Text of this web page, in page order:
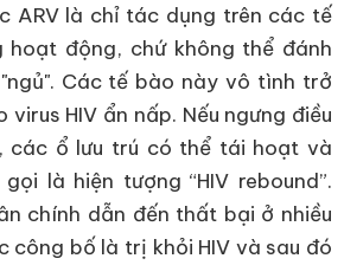
ARV là chỉ tác dụng trên các tế
hoạt động, chứ không thể đánh
Các tế bào này vô tình trở
virus HIV ẩn nấp. Nếu ngưng điều
các ổ lưu trú có thể tái hoạt và
là hiện tượng “HIV rebound”.
chính dẫn đến thất bại ở nhiều
công bố là trị khỏi HIV và sau đó